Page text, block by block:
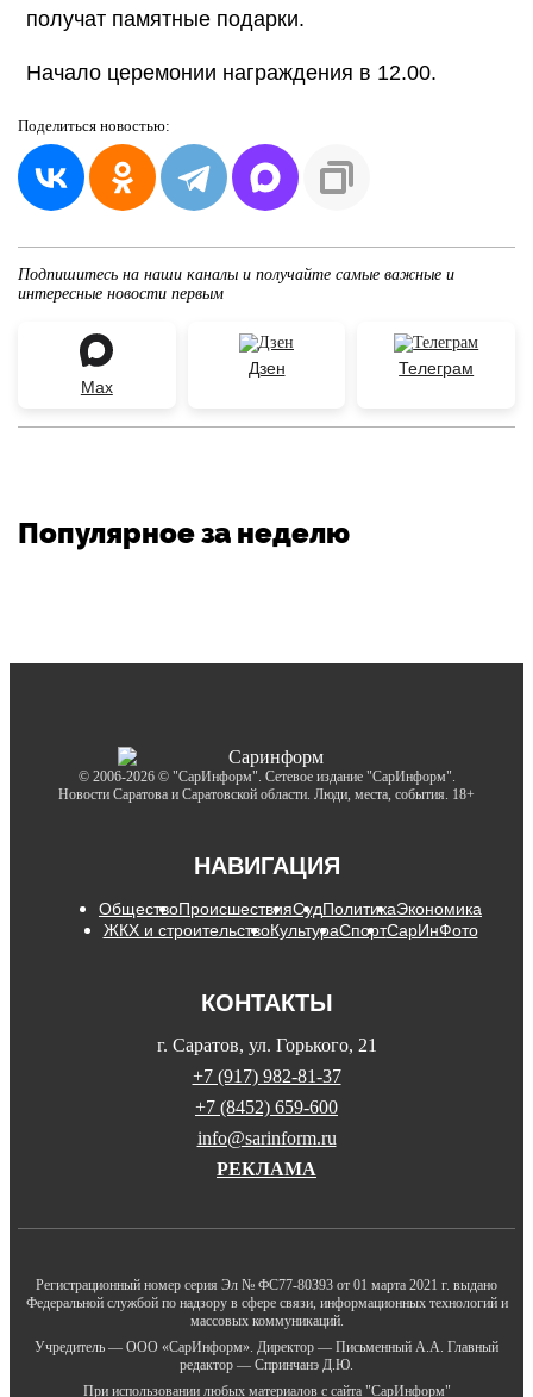
получат памятные подарки.
Начало церемонии награждения в 12.00.
Поделиться новостью:
Подпишитесь на наши каналы и получайте самые важные и
интересные новости первым
Max
Дзен Телеграм
Популярное за неделю
© 2006-2026 © "СарИнформ". Сетевое издание "СарИнформ".
Новости Саратова и Саратовской области. Люди, места, события. 18+
НАВИГАЦИЯ
ОбществоПроисшествияСудПолитикаЭкономика
ЖКХ и строительствоКультураСпортСарИнФото
КОНТАКТЫ
г. Саратов, ул. Горького, 21
+7 (917) 982-81-37
+7 (8452) 659-600
info@sarinform.ru
РЕКЛАМА
Регистрационный номер серия Эл № ФС77-80393 от 01 марта 2021 г. выдано
Федеральной службой по надзору в сфере связи, информационных технологий и
массовых коммуникаций.
Учредитель — ООО «СарИнформ». Директор — Письменный А.А. Главный
редактор — Спринчанэ Д.Ю.
При использовании любых материалов с сайта "СарИнформ"